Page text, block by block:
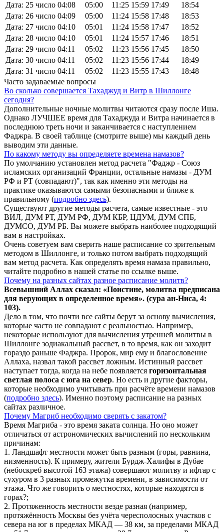
Дата: 25 число 04:08 05:00 11:25 15:59 17:49
18:54
Дата: 26 число 04:09 05:00 11:24 15:58 17:48
18:53
Дата: 27 число 04:10 05:01 11:24 15:58 17:47
18:52
Дата: 28 число 04:10 05:01 11:24 15:57 17:46
18:51
Дата: 29 число 04:11 05:02 11:23 15:56 17:45
18:50
Дата: 30 число 04:11 05:02 11:23 15:56 17:44
18:49
Дата: 31 число 04:11 05:02 11:23 15:55 17:43
18:48
Часто задаваемые вопросы
Во сколько совершается Тахаджуд и Витр в Шиллонге
сегодня?
Дополнительные ночные молитвы читаются сразу после Иша.
Однако ЛУЧШЕЕ время для Тахаджуда и Витра начинается в
последнюю треть ночи и заканчивается с наступлением
Фаджра. В своей таблице (смотрите выше) мы каждый день
выводим эти данные.
По какому методу вы определяете времена намазов?
По умолчанию установлен метод расчета "Фаджр - Союз
исламских организаций Франции, остальные намазы - ДУМ
РФ и РТ (совпадают)", так как именно эти методы на
практике оказываются самыми безопасными и ближе к
правильному (подробно здесь).
Существуют другие методы расчета, самые известные - это
ВИЛ, ДУМ РТ, ДУМ РФ, ДУМ КБР, ЦДУМ, ДУМ СПБ,
ДУМСО, ДУМ РБ. Вы можете выбрать наиболее подходящий
вам в настройках.
Очень советуем вам сверить наше расписание со зрительным
методом в Шиллонге, и только потом выбрать подходящий
вам метод расчета. Как определять время намаза правильно,
читайте подробно в нашей статье по ссылке выше.
Почему на разных сайтах разное расписание молитв?
Всевышний Аллах сказал: «Поистине, молитва предписана
для верующих в определенное время». (сура ан-Ниса, 4:
103).
Дело в том, что почти все сайты берут за основу вычисления,
которые часто не совпадают с реальностью. Например,
некоторые используют для вычисления утренней молитвы в
Шиллонге зодиакальный рассвет, в то время, как он заходит
гораздо раньше Фаджра. Пророк, мир ему и благословение
Аллаха, назвал такой рассвет ложным. Истинный рассвет
наступает тогда, когда на небе появляется горизонтальная
светлая полоса с юга на север. Но есть и другие факторы,
которые необходимо учитывать при расчёте времени намазов
(подробно здесь). Именно поэтому расписание на разных
сайтах различное.
Почему Магриб необходимо сверять с закатом?
Время Магриба - это время заката солнца. Но оно может
отличаться от астрономических вычислений по нескольким
причинам:
1. Ландшафт местности может быть разным (горы, равнина,
низменность). К примеру, жители Бурдж-Халифы в Дубае
(небоскреб высотой 163 этажа) совершают молитву и ифтар с
сухуром в 3 разных промежутка времени, в зависимости от
этажа. Что же говорить о местностях, которые находятся в
горах?;
2. Протяженность местности везде разная (например,
протяжённость Москвы без учёта чересполосных участков с
севера на юг в пределах МКАД — 38 км, за пределами МКАД